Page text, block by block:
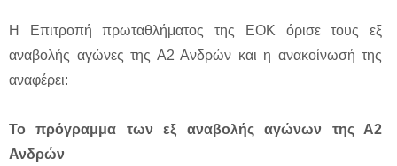
Η Επιτροπή πρωταθλήματος της ΕΟΚ όρισε τους εξ
αναβολής αγώνες της Α2 Ανδρών και η ανακοίνωσή της
αναφέρει:
Το πρόγραμμα των εξ αναβολής αγώνων της Α2
Ανδρών